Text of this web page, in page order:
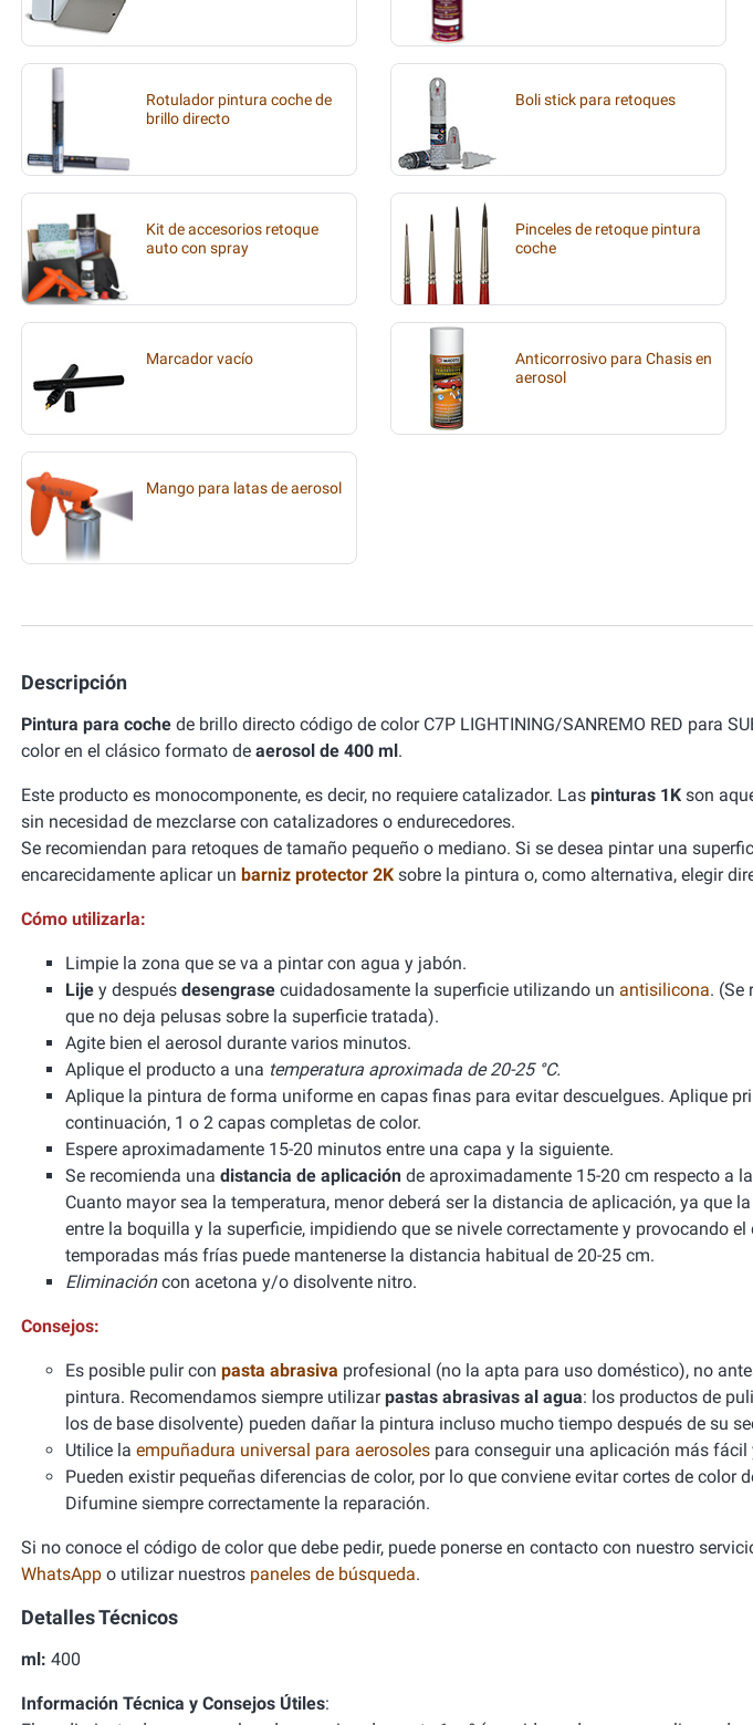
Rotulador pintura coche de
brillo directo
Boli stick para retoques
Kit de accesorios retoque
auto con spray
Pinceles de retoque pintura
coche
Marcador vacío
Anticorrosivo para Chasis en
aerosol
Mango para latas de aerosol
Descripción
Pintura para coche de brillo directo código de color C7P LIGHTINING/SANREMO RED para
color en el clásico formato de aerosol de 400 ml.
Este producto es monocomponente, es decir, no requiere catalizador. Las pinturas 1K son
sin necesidad de mezclarse con catalizadores o endurecedores.
Se recomiendan para retoques de tamaño pequeño o mediano. Si se desea pintar una
encarecidamente aplicar un barniz protector 2K sobre la pintura o, como alternativa, elegir
Cómo utilizarla:
Limpie la zona que se va a pintar con agua y jabón.
Lije y después desengrase cuidadosamente la superficie utilizando un antisilicona. (Se
que no deja pelusas sobre la superficie tratada).
Agite bien el aerosol durante varios minutos.
Aplique el producto a una temperatura aproximada de 20-25 °C.
Aplique la pintura de forma uniforme en capas finas para evitar descuelgues. Aplique
continuación, 1 o 2 capas completas de color.
Espere aproximadamente 15-20 minutos entre una capa y la siguiente.
Se recomienda una distancia de aplicación de aproximadamente 15-20 cm respecto a
Cuanto mayor sea la temperatura, menor deberá ser la distancia de aplicación, ya que
entre la boquilla y la superficie, impidiendo que se nivele correctamente y provocando
temporadas más frías puede mantenerse la distancia habitual de 20-25 cm.
Eliminacióncon acetona y/o disolvente nitro.
Consejos:
Es posible pulir con pasta abrasiva profesional (no la apta para uso doméstico), no
pintura. Recomendamos siempre utilizarpastas abrasivas al agua: los productos de
los de base disolvente) pueden dañar la pintura incluso mucho tiempo después de su
Utilice la empuñadura universal para aerosoles para conseguir una aplicación más fácil
Pueden existir pequeñas diferencias de color, por lo que conviene evitar cortes de
Difumine siempre correctamente la reparación.
Si no conoce el código de color que debe pedir, puede ponerse en contacto con nuestro
WhatsApp o utilizar nuestros paneles de búsqueda.
Detalles Técnicos
ml: 400
Información Técnica y Consejos Útiles: